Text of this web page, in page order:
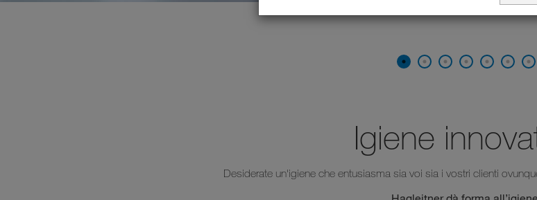
Igiene
Desiderate un'igiene che entusiasma sia voi sia i vostri clienti